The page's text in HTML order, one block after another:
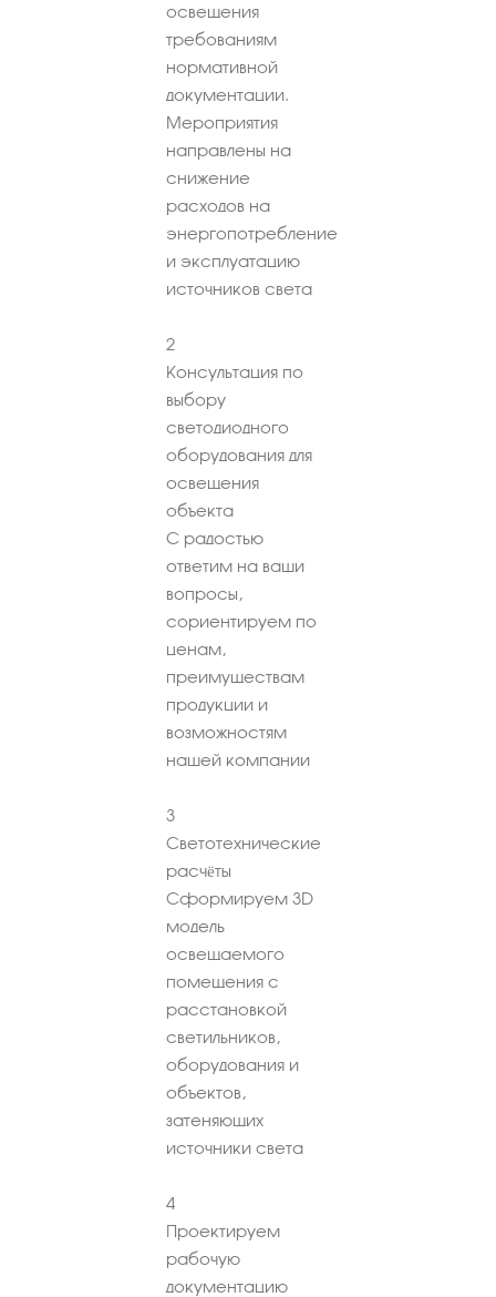
освещения
требованиям
нормативной
документации.
Мероприятия
направлены на
снижение
расходов на
энергопотребление
и эксплуатацию
источников света
2
Консультация по
выбору
светодиодного
оборудования для
освещения
объекта
С радостью
ответим на ваши
вопросы,
сориентируем по
ценам,
преимуществам
продукции и
возможностям
нашей компании
3
Светотехнические
расчёты
Сформируем 3D
модель
освещаемого
помещения с
расстановкой
светильников,
оборудования и
объектов,
затеняющих
источники света
4
Проектируем
рабочую
документацию